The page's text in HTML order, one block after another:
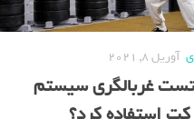
آوریل 8, 2021
تست غربالگری سیستم